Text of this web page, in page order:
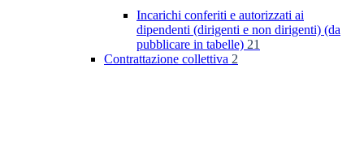
Incarichi conferiti e autorizzati ai
dipendenti (dirigenti e non dirigenti) (da
pubblicare in tabelle) 21
Contrattazione collettiva 2